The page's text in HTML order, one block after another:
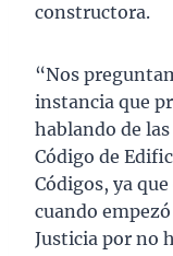
constructora.
“Nos
instancia que
hablando de
Código de
Códigos, ya
cuando
Justicia por no